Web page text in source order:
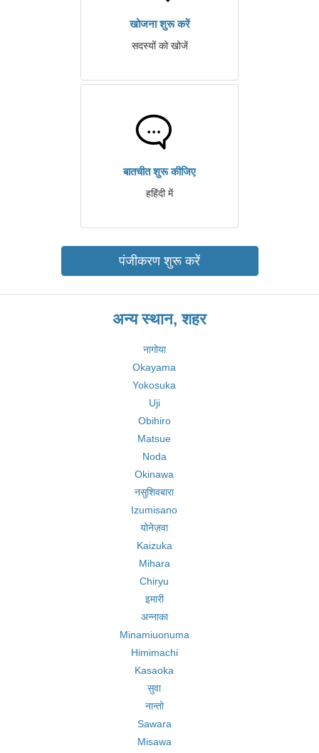
खोजना शुरू करें
सदस्यों को खोजें
बातचीत शुरू कीजिए
हहिंदी में
पंजीकरण शुरू करें
अन्य स्थान, शहर
नागोया
Okayama
Yokosuka
Uji
Obihiro
Matsue
Noda
Okinawa
नसुशिवबारा
Izumisano
योनेज़वा
Kaizuka
Mihara
Chiryu
इमारी
अन्नाका
Minamiuonuma
Himimachi
Kasaoka
सुवा
नान्तो
Sawara
Misawa